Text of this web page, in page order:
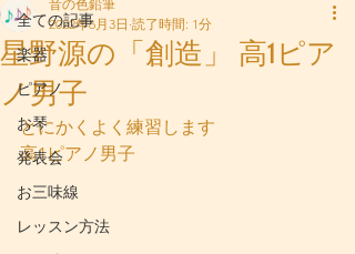
全ての記事
楽器
ピアノ
お琴
発表会
お三味線
レッスン方法
星野源の「創造」 高1ピア
ノ男子
音の色鉛筆
2022年6月3日 読了時間: 1分
とにかくよく練習します
高1ピアノ男子